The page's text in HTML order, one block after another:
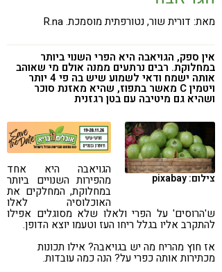
גישות בתזונה
ניקוי רעלים
מזונות על
ילדים
תזונה וספורט
הפרעות קשב & ריכוז
אכילה רגשית
רגישות לגלוטן
טעים להכיר
קורונה
טבעונות
מאת: דורית שור, נטורפתית מוסמכת. R.na
אין ספק, הגויאבה היא הפרי השנוי ביותר
במחלוקת. רבים נרתעים ממנה אולם מי שאוהב
אותה ישמח ודאי לשמוע שיש בה פי 4 יותר
ויטמין C מאשר בתפוז, שהיא מאזנת סוכר
ושהיא גם מיטיבה עם בטן רגזנית
צילום: pixabay
הגויאבה היא אחד
מהפירות השנויים ביותר
במחלוקת, המחלקים את
האוכלוסיה לאלו
ש'הרוסים' על הפרי ולאלו שלא מסוגלים אפילו
להתקרב אליו בגלל ריחו העז וטעמו יוצא הדופן.
אז חוץ מהריח מה יש בגויאבה? אילו תכונות
מכתירות אותה כפרי על? הנה כמה עובדות.